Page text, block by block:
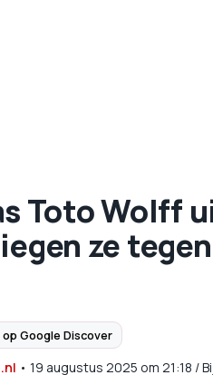
Toto Wolff
ze
Google Discover
• 19 augustus 2025 om 21:18 /